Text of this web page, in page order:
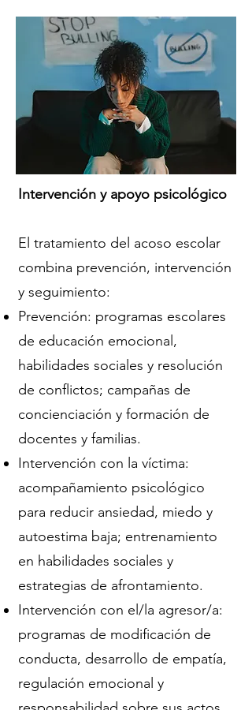
Intervención y apoyo psicológico
El tratamiento del acoso escolar
combina prevención, intervención
y seguimiento:
Prevención: programas escolares
de educación emocional,
habilidades sociales y resolución
de conflictos; campañas de
concienciación y formación de
docentes y familias.
Intervención con la víctima:
acompañamiento psicológico
para reducir ansiedad, miedo y
autoestima baja; entrenamiento
en habilidades sociales y
estrategias de afrontamiento.
Intervención con el/la agresor/a:
programas de modificación de
conducta, desarrollo de empatía,
regulación emocional y